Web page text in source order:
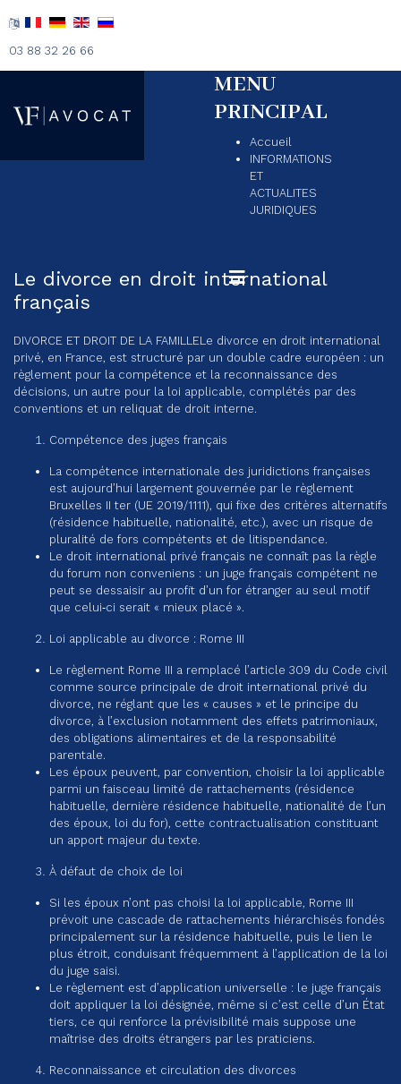
03 88 32 26 66
MENU
PRINCIPAL
Accueil
INFORMATIONS
ET
ACTUALITES
JURIDIQUES
Le divorce en droit international
français
DIVORCE ET DROIT DE LA FAMILLELe divorce en droit international
privé, en France, est structuré par un double cadre européen : un
règlement pour la compétence et la reconnaissance des
décisions, un autre pour la loi applicable, complétés par des
conventions et un reliquat de droit interne.
Compétence des juges français
La compétence internationale des juridictions françaises
est aujourd’hui largement gouvernée par le règlement
Bruxelles II ter (UE 2019/1111), qui fixe des critères alternatifs
(résidence habituelle, nationalité, etc.), avec un risque de
pluralité de fors compétents et de litispendance.
Le droit international privé français ne connaît pas la règle
du forum non conveniens : un juge français compétent ne
peut se dessaisir au profit d’un for étranger au seul motif
que celui‑ci serait « mieux placé ».
Loi applicable au divorce : Rome III
Le règlement Rome III a remplacé l’article 309 du Code civil
comme source principale de droit international privé du
divorce, ne réglant que les « causes » et le principe du
divorce, à l’exclusion notamment des effets patrimoniaux,
des obligations alimentaires et de la responsabilité
parentale.
Les époux peuvent, par convention, choisir la loi applicable
parmi un faisceau limité de rattachements (résidence
habituelle, dernière résidence habituelle, nationalité de l’un
des époux, loi du for), cette contractualisation constituant
un apport majeur du texte.
À défaut de choix de loi
Si les époux n’ont pas choisi la loi applicable, Rome III
prévoit une cascade de rattachements hiérarchisés fondés
principalement sur la résidence habituelle, puis le lien le
plus étroit, conduisant fréquemment à l’application de la loi
du juge saisi.
Le règlement est d’application universelle : le juge français
doit appliquer la loi désignée, même si c’est celle d’un État
tiers, ce qui renforce la prévisibilité mais suppose une
maîtrise des droits étrangers par les praticiens.
Reconnaissance et circulation des divorces